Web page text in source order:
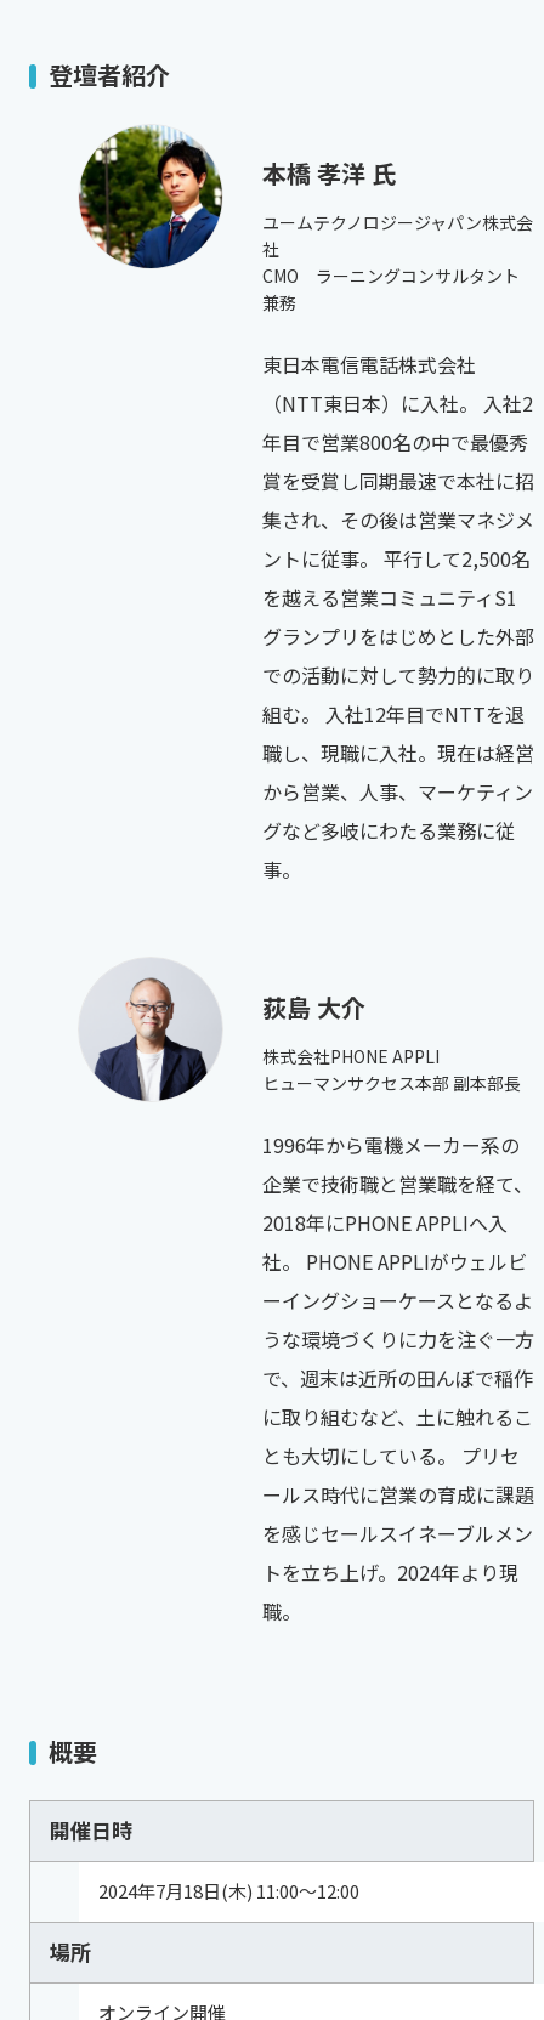
登壇者紹介
本橋 孝洋 氏
ユームテクノロジージャパン株式会
社
CMO ラーニングコンサルタント
兼務
東日本電信電話株式会社
（NTT東日本）に入社。 入社2
年目で営業800名の中で最優秀
賞を受賞し同期最速で本社に招
集され、その後は営業マネジメ
ントに従事。 平行して2,500名
を越える営業コミュニティS1
グランプリをはじめとした外部
での活動に対して勢力的に取り
組む。 入社12年目でNTTを退
職し、現職に入社。現在は経営
から営業、人事、マーケティン
グなど多岐にわたる業務に従
事。
荻島 大介
株式会社PHONE APPLI
ヒューマンサクセス本部 副本部長
1996年から電機メーカー系の
企業で技術職と営業職を経て、
2018年にPHONE APPLIへ入
社。 PHONE APPLIがウェルビ
ーイングショーケースとなるよ
うな環境づくりに力を注ぐ一方
で、週末は近所の田んぼで稲作
に取り組むなど、土に触れるこ
とも大切にしている。 プリセ
ールス時代に営業の育成に課題
を感じセールスイネーブルメン
トを立ち上げ。2024年より現
職。
概要
開催日時
2024年7月18日(木) 11:00～12:00
場所
オンライン開催